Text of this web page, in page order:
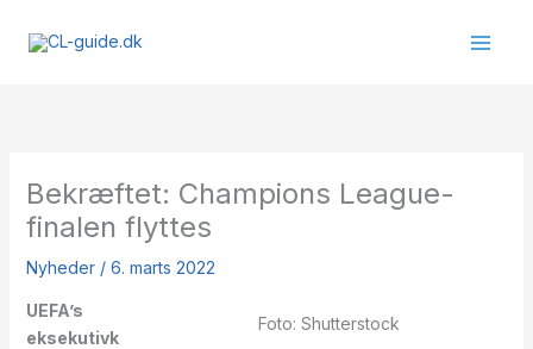
Bekræftet: Champions League-
finalen flyttes
Nyheder/ 6. marts 2022
Foto: Shutterstock
UEFA’s
eksekutivk